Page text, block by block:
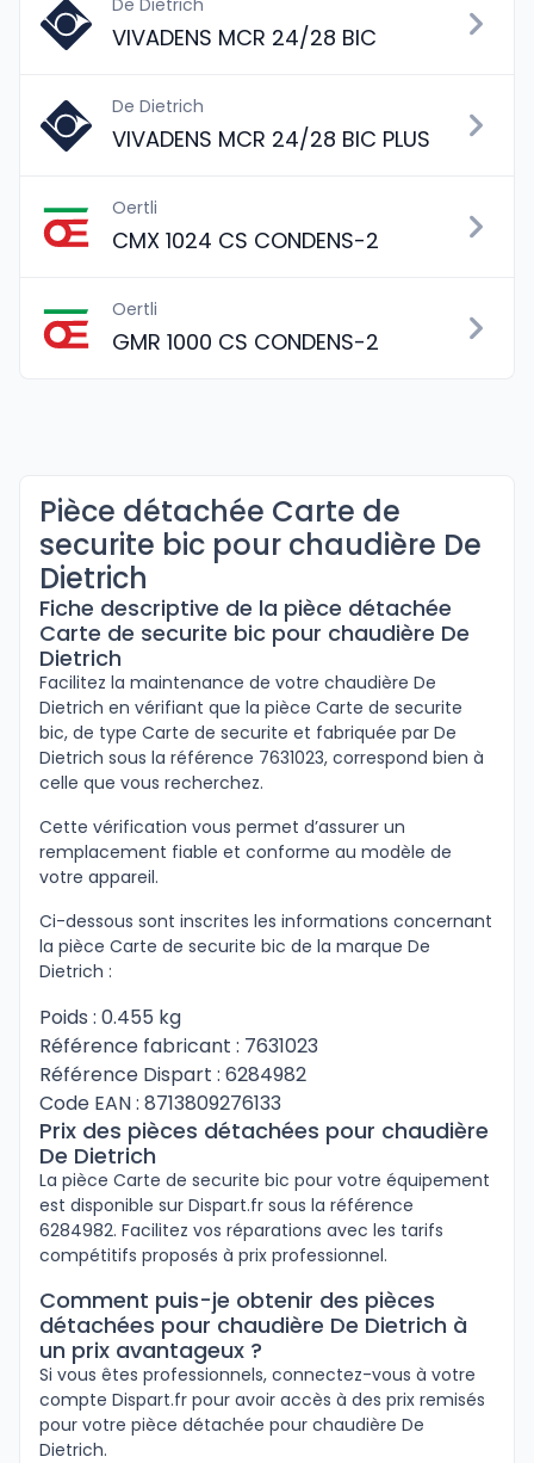
De Dietrich
VIVADENS MCR 24/28 BIC
De Dietrich
VIVADENS MCR 24/28 BIC PLUS
Oertli
CMX 1024 CS CONDENS-2
Oertli
GMR 1000 CS CONDENS-2
Pièce détachée Carte de
securite bic pour chaudière De
Dietrich
Fiche descriptive de la pièce détachée
Carte de securite bic pour chaudière De
Dietrich
Facilitez la maintenance de votre chaudière De
Dietrich en vérifiant que la pièce Carte de securite
bic, de type Carte de securite et fabriquée par De
Dietrich sous la référence 7631023, correspond bien à
celle que vous recherchez.
Cette vérification vous permet d’assurer un
remplacement fiable et conforme au modèle de
votre appareil.
Ci-dessous sont inscrites les informations concernant
la pièce Carte de securite bic de la marque De
Dietrich :
Poids : 0.455 kg
Référence fabricant : 7631023
Référence Dispart : 6284982
Code EAN : 8713809276133
Prix des pièces détachées pour chaudière
De Dietrich
La pièce Carte de securite bic pour votre équipement
est disponible sur Dispart.fr sous la référence
6284982. Facilitez vos réparations avec les tarifs
compétitifs proposés à prix professionnel.
Comment puis-je obtenir des pièces
détachées pour chaudière De Dietrich à
un prix avantageux ?
Si vous êtes professionnels, connectez-vous à votre
compte Dispart.fr pour avoir accès à des prix remisés
pour votre pièce détachée pour chaudière De
Dietrich.